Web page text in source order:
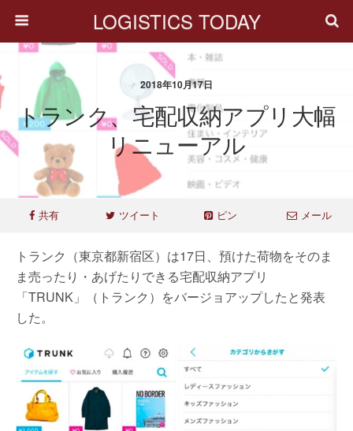
LOGISTICS TODAY
2018年10月17日
トランク、宅配収納アプリ大幅
リニューアル
共有 ツイート ピン メール
トランク（東京都新宿区）は17日、預けた荷物をそのま
ま売ったり・あげたりできる宅配収納アプリ
「TRUNK」（トランク）をバージョアップしたと発表
した。